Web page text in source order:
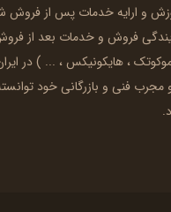
و ارایه خدمات پس از فروش
فروش و خدمات بعد از
، هایکونیکس ، ... ) در ایران
و مجرب فنی و بازرگانی خود